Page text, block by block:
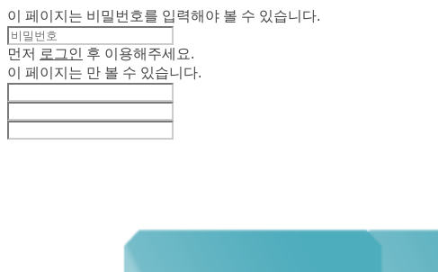
이 페이지는 비밀번호를 입력해야 볼 수 있습니다.
먼저 로그인
후 이용해주세요.
이 페이지는 만 볼 수 있습니다.